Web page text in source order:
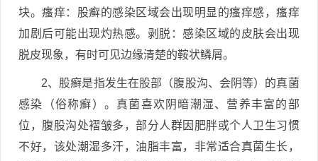
块。瘙痒：股癣的感染区域会出现明显的瘙痒感，瘙痒
加剧后可能出现灼热感。剥脱：感染区域的皮肤会出现
脱皮现象，有时可见边缘清楚的鞍状鳞屑。
2、股癣是指发生在股部（腹股沟、会阴等）的真菌
感染（俗称癣）。真菌喜欢阴暗潮湿、营养丰富的部
位，腹股沟处褶皱多，部分人群因肥胖或个人卫生习惯
不好，该处潮湿多汗，油脂丰富，非常适合真菌生长，